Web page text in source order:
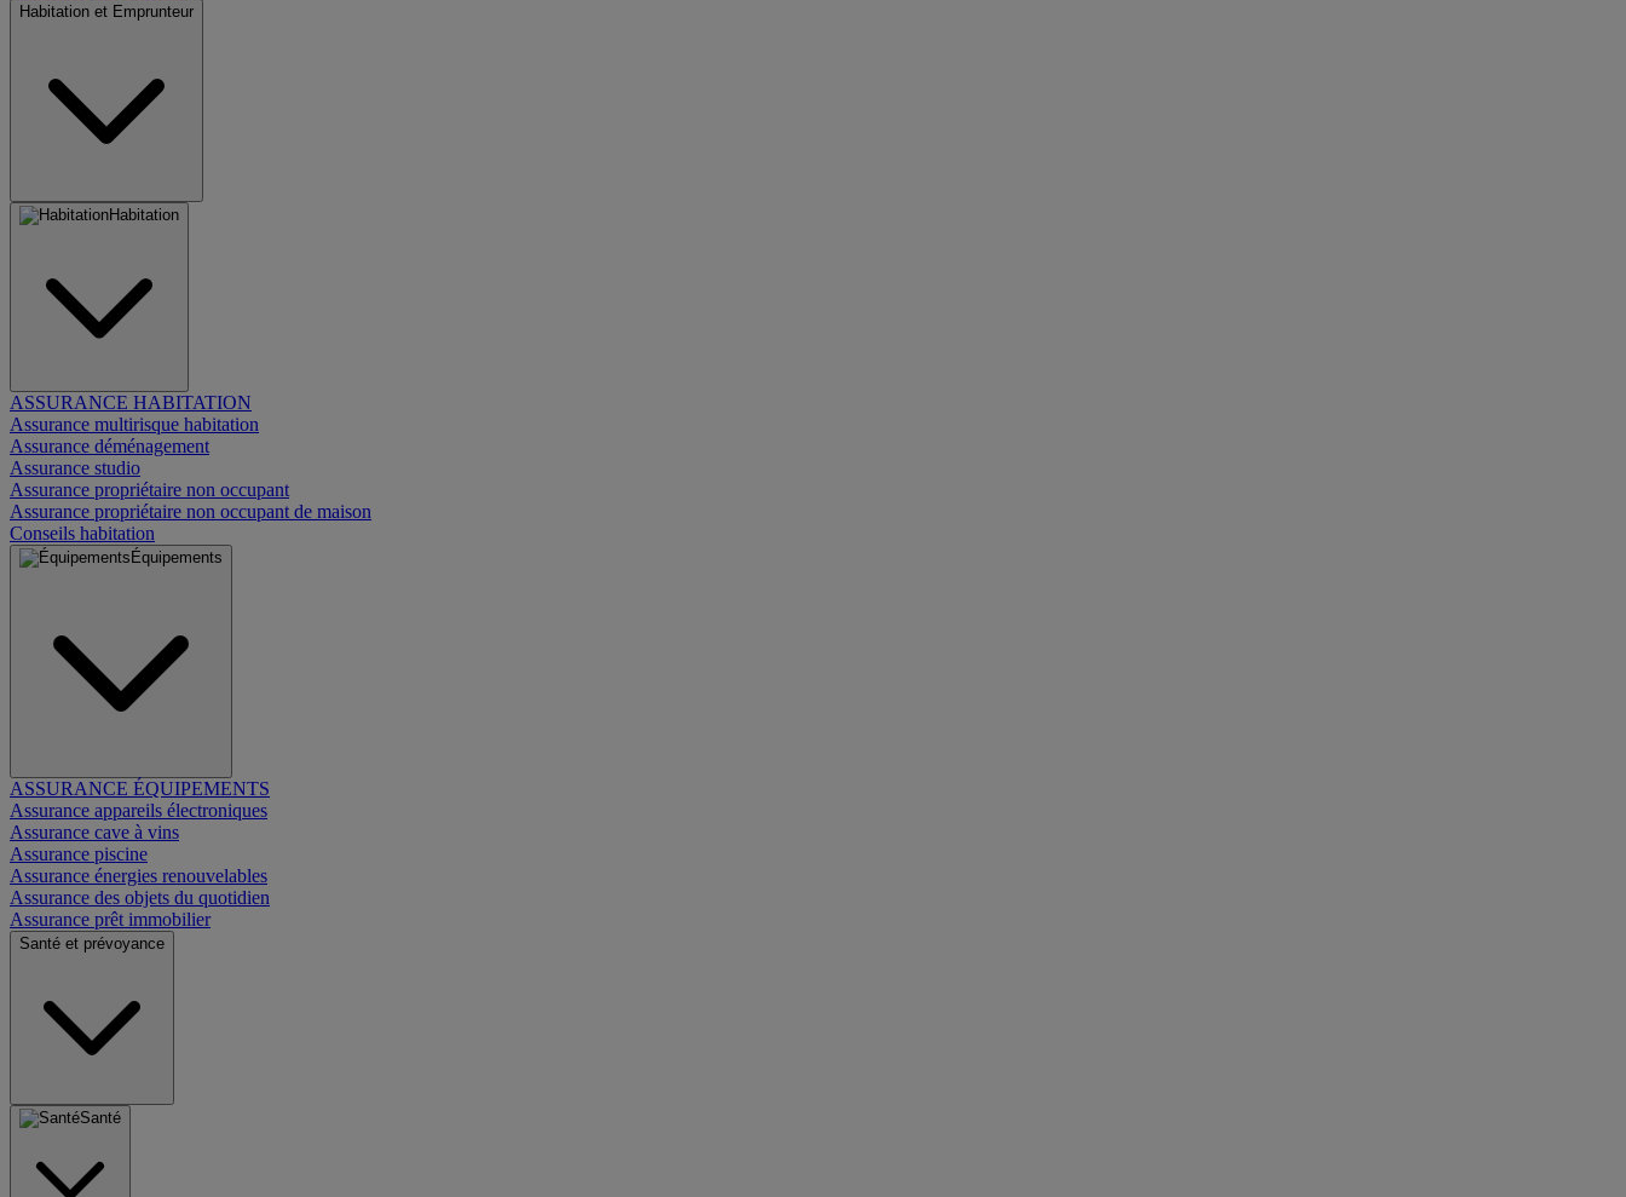
Habitation et Emprunteur
Habitation
ASSURANCE HABITATION
Assurance multirisque habitation
Assurance déménagement
Assurance studio
Assurance propriétaire non occupant
Assurance propriétaire non occupant de maison
Conseils habitation
Équipements
ASSURANCE ÉQUIPEMENTS
Assurance appareils électroniques
Assurance cave à vins
Assurance piscine
Assurance énergies renouvelables
Assurance des objets du quotidien
Assurance prêt immobilier
Santé et prévoyance
Santé